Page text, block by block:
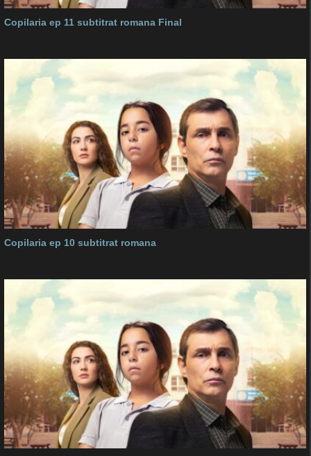
Copilaria ep 11 subtitrat romana Final
Copilaria ep 10 subtitrat romana